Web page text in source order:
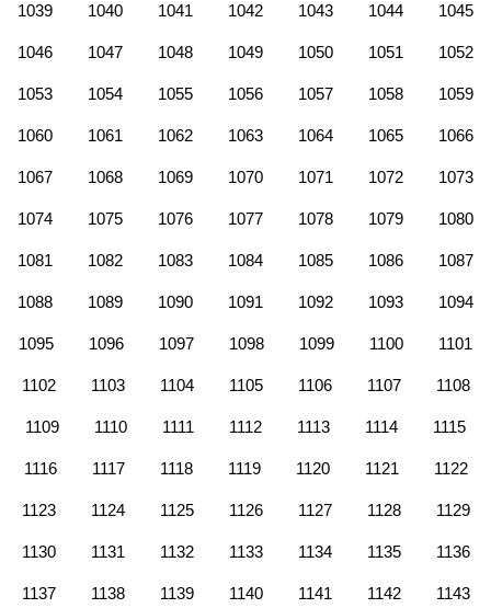
1039 1040 1041 1042 1043 1044 1045
1046 1047 1048 1049 1050 1051 1052
1053 1054 1055 1056 1057 1058 1059
1060 1061 1062 1063 1064 1065 1066
1067 1068 1069 1070 1071 1072 1073
1074 1075 1076 1077 1078 1079 1080
1081 1082 1083 1084 1085 1086 1087
1088 1089 1090 1091 1092 1093 1094
1095 1096 1097 1098 1099 1100 1101
1102 1103 1104 1105 1106 1107 1108
1109 1110 1111 1112 1113 1114 1115
1116 1117 1118 1119 1120 1121 1122
1123 1124 1125 1126 1127 1128 1129
1130 1131 1132 1133 1134 1135 1136
1137 1138 1139 1140 1141 1142 1143